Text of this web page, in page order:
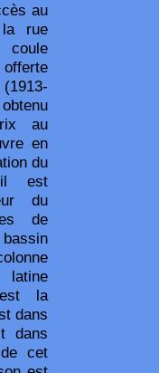
au
rue
coule
offerte
au
en
du
il est
du
de
latine
la
dans
dans
cet